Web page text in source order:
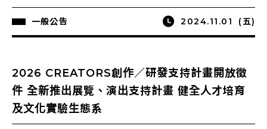
一般公告 2024.11.01 (五)
2026 CREATORS創作／研發支持計畫開放徵
件 全新推出展覽、演出支持計畫 健全人才培育
及文化實驗生態系